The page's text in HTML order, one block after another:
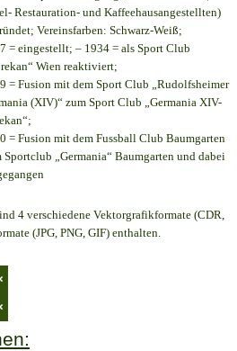
Restauration- und Kaffeehausangestellten)
Vereinsfarben: Schwarz-Weiß;
= eingestellt; – 1934 = als Sport Club
Wien reaktiviert;
= Fusion mit dem Sport Club „Rudolfsheimer
(XIV)“ zum Sport Club „Germania XIV-
= Fusion mit dem Fussball Club Baumgarten
Sportclub „Germania“ Baumgarten und dabei
4 verschiedene Vektorgrafikformate (CDR,
(JPG, PNG, GIF) enthalten.